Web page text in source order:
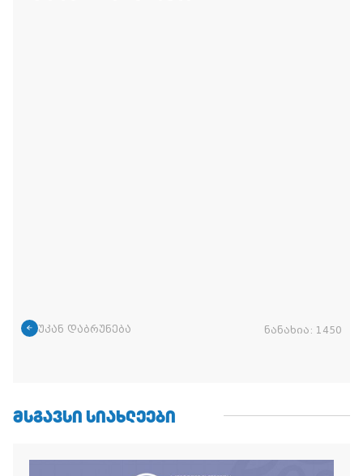
უკან დაბრუნება ნანახია: 1450
ᲛᲡᲒᲐᲕᲡᲘ ᲡᲘᲐᲮᲚᲔᲔᲑᲘ